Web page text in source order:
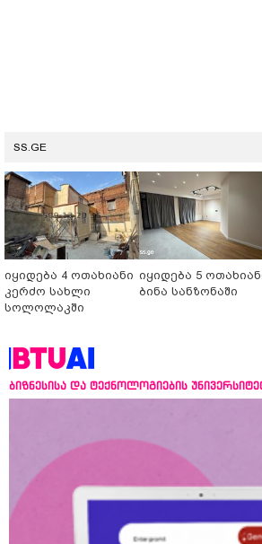
SS.GE
იყიდება 4 ოთახიანი
კერძო სახლი
სოლოლაკში
იყიდება 5
ბინა სანზონაში
ბიზნესისა და ტექნოლოგიების